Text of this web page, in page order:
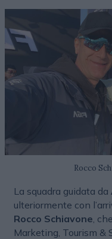
Rocco
La squadra guidata da
ulteriormente con
Rocco Schiavone ,
Marketing, Tourism &